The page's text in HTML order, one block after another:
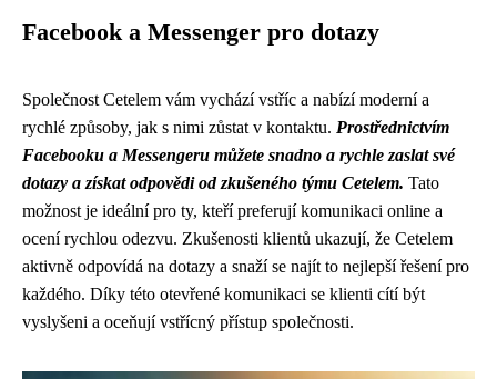
Facebook a Messenger pro dotazy
Společnost Cetelem vám vychází vstříc a nabízí moderní a
rychlé způsoby, jak s nimi zůstat v kontaktu. Prostřednictvím
Facebooku a Messengeru můžete snadno a rychle zaslat své
dotazy a získat odpovědi od zkušeného týmu Cetelem. Tato
možnost je ideální pro ty, kteří preferují komunikaci online a
ocení rychlou odezvu. Zkušenosti klientů ukazují, že Cetelem
aktivně odpovídá na dotazy a snaží se najít to nejlepší řešení pro
každého. Díky této otevřené komunikaci se klienti cítí být
vyslyšeni a oceňují vstřícný přístup společnosti.